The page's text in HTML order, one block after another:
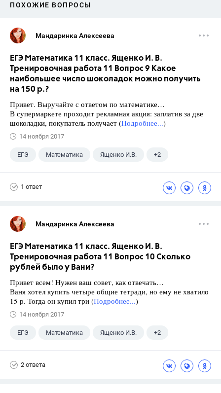
ПОХОЖИЕ ВОПРОСЫ
Мандаринка Алексеева
ЕГЭ Математика 11 класс. Ященко И. В.
Тренировочная работа 11 Вопрос 9 Какое
наибольшее число шоколадок можно получить
на 150 р.?
Привет. Выручайте с ответом по математике…
В супермаркете проходит рекламная акция: заплатив за две
шоколадки, покупатель получает (Подробнее...)
14 ноября 2017
ЕГЭ Математика Ященко И.В. +2
1 ответ
Мандаринка Алексеева
ЕГЭ Математика 11 класс. Ященко И. В.
Тренировочная работа 11 Вопрос 10 Сколько
рублей было у Вани?
Привет всем! Нужен ваш совет, как отвечать…
Ваня хотел купить четыре общие тетради, но ему не хватило
15 р. Тогда он купил три (Подробнее...)
14 ноября 2017
ЕГЭ Математика Ященко И.В. +2
2 ответа